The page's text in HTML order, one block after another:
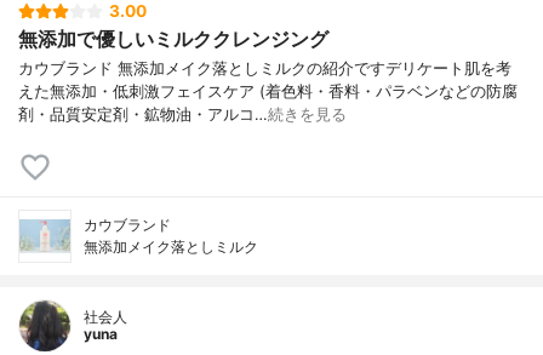
3.00
無添加で優しいミルククレンジング
カウブランド 無添加メイク落としミルクの紹介ですデリケート肌を考
えた無添加・低刺激フェイスケア (着色料・香料・パラベンなどの防腐
剤・品質安定剤・鉱物油・アルコ…続きを見る
カウブランド
無添加メイク落としミルク
社会人
yuna